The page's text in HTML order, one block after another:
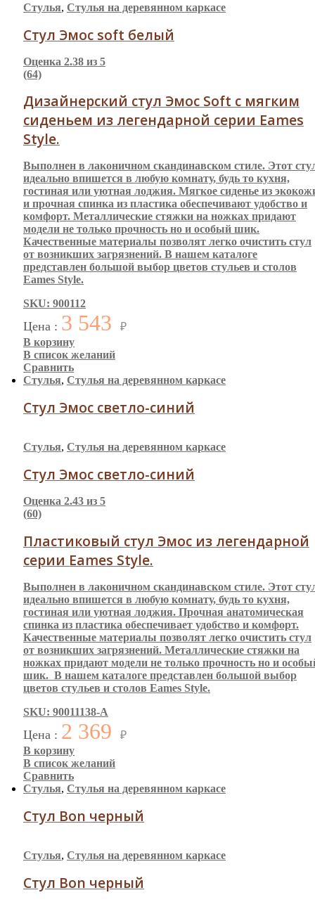
Стулья, Стулья на деревянном каркасе
Стул Эмос soft белый
Оценка 2.38 из 5
(64)
Дизайнерский стул Эмос Soft с мягким
сиденьем из легендарной серии Eames
Style.
Выполнен в лаконичном скандинавском стиле. Этот
идеально впишется в любую комнату, будь то кухня,
гостиная или уютная лоджия. Мягкое сиденье из
и прочная спинка из пластика обеспечивают удобство и
комфорт. Металлические стяжки на ножках придают
модели не только прочность но и особый шик.
Качественные материалы позволят легко очистить стул
от возникших загрязнений. В нашем каталоге
представлен большой выбор цветов стульев и столов
Eames Style.
SKU: 900112
Цена : 3 543
₽
В корзину
В список желаний
Сравнить
Стулья, Стулья на деревянном каркасе
Стул Эмос светло-синий
Стулья, Стулья на деревянном каркасе
Стул Эмос светло-синий
Оценка 2.43 из 5
(60)
Пластиковый стул Эмос из легендарной
серии Eames Style.
Выполнен в лаконичном скандинавском стиле. Этот
идеально впишется в любую комнату, будь то кухня,
гостиная или уютная лоджия. Прочная анатомическая
спинка из пластика обеспечивает удобство и комфорт.
Качественные материалы позволят легко очистить стул
от возникших загрязнений. Металлические стяжки на
ножках придают модели не только прочность но и
шик. В нашем каталоге представлен большой выбор
цветов стульев и столов Eames Style.
SKU: 90011138-A
Цена : 2 369
₽
В корзину
В список желаний
Сравнить
Стулья, Стулья на деревянном каркасе
Стул Bon черный
Стулья, Стулья на деревянном каркасе
Стул Bon черный